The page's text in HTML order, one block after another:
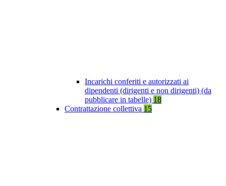
Incarichi conferiti e autorizzati ai
dipendenti (dirigenti e non dirigenti) (da
pubblicare in tabelle) 18
Contrattazione collettiva 15